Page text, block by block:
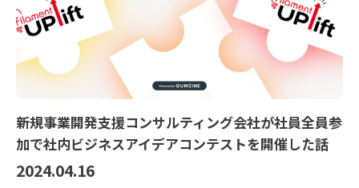
新規事業開発支援コンサルティング会社が社員全員参
加で社内ビジネスアイデアコンテストを開催した話
2024.04.16